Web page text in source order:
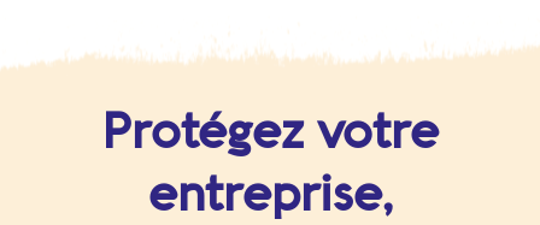
Protégez votre
entreprise,